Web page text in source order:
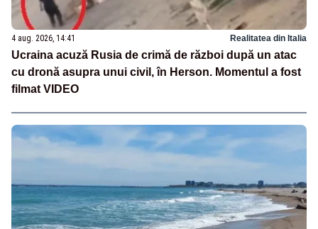
4 aug. 2026, 14:41 Realitatea din Italia
Ucraina acuză Rusia de crimă de război după un atac
cu dronă asupra unui civil, în Herson. Momentul a fost
filmat VIDEO